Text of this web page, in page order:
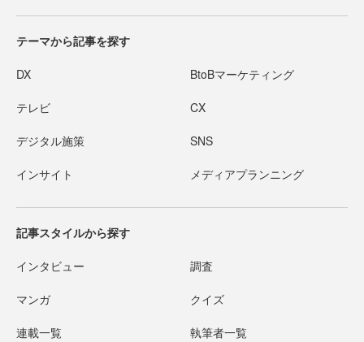
テーマから記事を探す
DX BtoBマーケティング
テレビ CX
デジタル施策 SNS
インサイト メディアプランニング
記事スタイルから探す
インタビュー 調査
マンガ クイズ
連載一覧 執筆者一覧